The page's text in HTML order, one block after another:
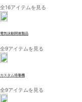
全16アイテムを見る
電気泳動関連製品
全9アイテムを見る
カスタム培養機
全9アイテムを見る